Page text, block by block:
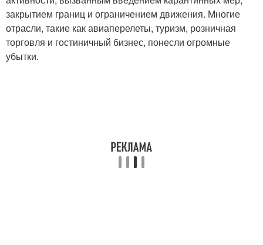
закрытием границ и ограничением движения. Многие
отрасли, такие как авиаперелеты, туризм, розничная
торговля и гостиничный бизнес, понесли огромные
убытки.